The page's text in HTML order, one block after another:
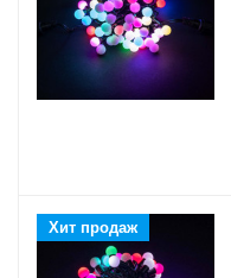
Хит продаж